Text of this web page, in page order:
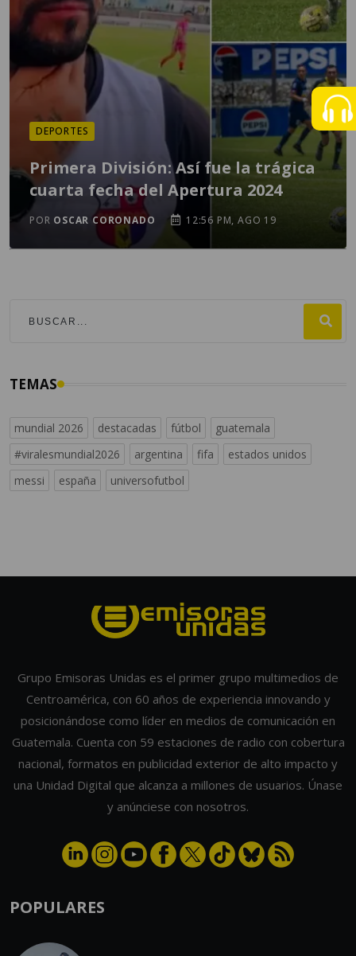
DEPORTES
Primera División: Así fue la trágica
cuarta fecha del Apertura 2024
POR OSCAR CORONADO 12:56 PM, AGO 19
TEMAS
mundial 2026 destacadas fútbol
guatemala
#viralesmundial2026
argentina fifa
estados unidos
messi
españa universofutbol
Grupo Emisoras Unidas es el primer grupo multimedios de
Centroamérica, con 60 años de experiencia innovando y
posicionándose como líder en medios de comunicación en
Guatemala. Cuenta con 59 estaciones de radio con cobertura
nacional, formatos en publicidad exterior de alto impacto y
una Unidad Digital que alcanza a millones de usuarios. Únase
y anúnciese con nosotros.
POPULARES